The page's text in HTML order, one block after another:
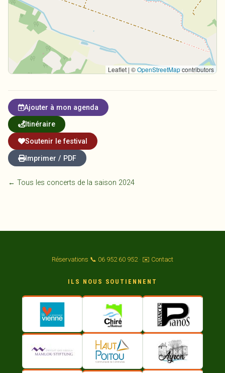
Leaflet | ©OpenStreetMapcontributors
Ajouter à mon agenda
Itinéraire
Soutenir le festival
Imprimer / PDF
← Tous les concerts de la saison 2024
Réservations 📞 06 952 60 952 · ✉️ Contact